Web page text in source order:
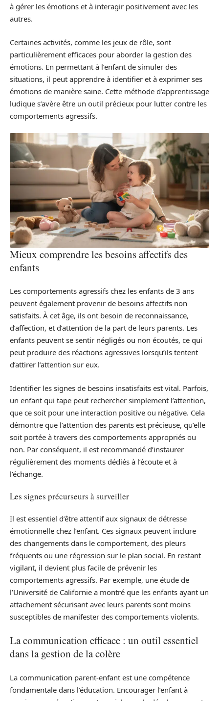
à gérer les émotions et à interagir positivement avec les
autres.
Certaines activités, comme les jeux de rôle, sont
particulièrement efficaces pour aborder la gestion des
émotions. En permettant à l’enfant de simuler des
situations, il peut apprendre à identifier et à exprimer ses
émotions de manière saine. Cette méthode d’apprentissage
ludique s’avère être un outil précieux pour lutter contre les
comportements agressifs.
Mieux comprendre les besoins affectifs des
enfants
Les comportements agressifs chez les enfants de 3 ans
peuvent également provenir de besoins affectifs non
satisfaits. À cet âge, ils ont besoin de reconnaissance,
d’affection, et d’attention de la part de leurs parents. Les
enfants peuvent se sentir négligés ou non écoutés, ce qui
peut produire des réactions agressives lorsqu’ils tentent
d’attirer l’attention sur eux.
Identifier les signes de besoins insatisfaits est vital. Parfois,
un enfant qui tape peut rechercher simplement l’attention,
que ce soit pour une interaction positive ou négative. Cela
démontre que l’attention des parents est précieuse, qu’elle
soit portée à travers des comportements appropriés ou
non. Par conséquent, il est recommandé d’instaurer
régulièrement des moments dédiés à l’écoute et à
l’échange.
Les signes précurseurs à surveiller
Il est essentiel d’être attentif aux signaux de détresse
émotionnelle chez l’enfant. Ces signaux peuvent inclure
des changements dans le comportement, des pleurs
fréquents ou une régression sur le plan social. En restant
vigilant, il devient plus facile de prévenir les
comportements agressifs. Par exemple, une étude de
l’Université de Californie a montré que les enfants ayant un
attachement sécurisant avec leurs parents sont moins
susceptibles de manifester des comportements violents.
La communication efficace : un outil essentiel
dans la gestion de la colère
La communication parent-enfant est une compétence
fondamentale dans l’éducation. Encourager l’enfant à